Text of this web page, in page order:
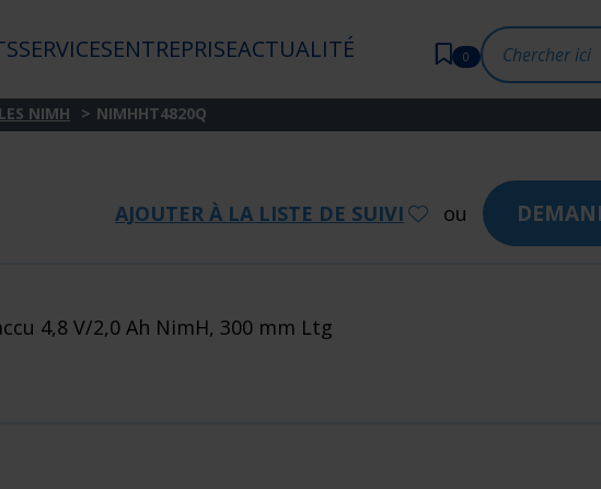
SERVICESENTREPRISEACTUALITÉ 0
NIMH NIMHHT4820Q
AJOUTER À LA LISTE DE SUIVI ou
4,8 V/2,0 Ah NimH, 300 mm Ltg